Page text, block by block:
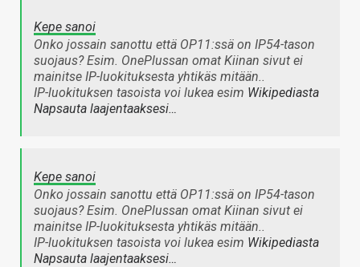
Kepe sanoi
Onko jossain sanottu että OP11:ssä on IP54-tason
suojaus? Esim. OnePlussan omat Kiinan sivut ei
mainitse IP-luokituksesta yhtikäs mitään..
IP-luokituksen tasoista voi lukea esim Wikipediasta
Napsauta laajentaaksesi…
Kepe sanoi
Onko jossain sanottu että OP11:ssä on IP54-tason
suojaus? Esim. OnePlussan omat Kiinan sivut ei
mainitse IP-luokituksesta yhtikäs mitään..
IP-luokituksen tasoista voi lukea esim Wikipediasta
Napsauta laajentaaksesi…